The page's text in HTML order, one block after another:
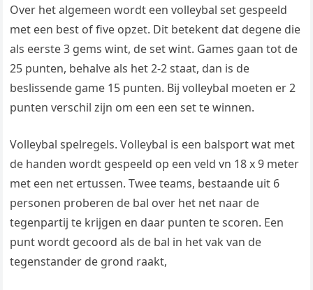
Over het algemeen wordt een volleybal set gespeeld
met een best of five opzet. Dit betekent dat degene die
als eerste 3 gems wint, de set wint. Games gaan tot de
25 punten, behalve als het 2-2 staat, dan is de
beslissende game 15 punten. Bij volleybal moeten er 2
punten verschil zijn om een een set te winnen.
Volleybal spelregels. Volleybal is een balsport wat met
de handen wordt gespeeld op een veld vn 18 x 9 meter
met een net ertussen. Twee teams, bestaande uit 6
personen proberen de bal over het net naar de
tegenpartij te krijgen en daar punten te scoren. Een
punt wordt gecoord als de bal in het vak van de
tegenstander de grond raakt,